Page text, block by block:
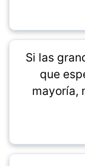
Si las
que
mayoría,